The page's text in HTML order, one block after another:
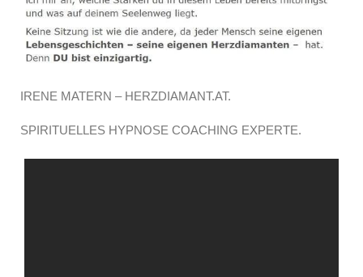
IRENE MATERN – HERZDIAMANT.AT.
SPIRITUELLES HYPNOSE COACHING EXPERTE.